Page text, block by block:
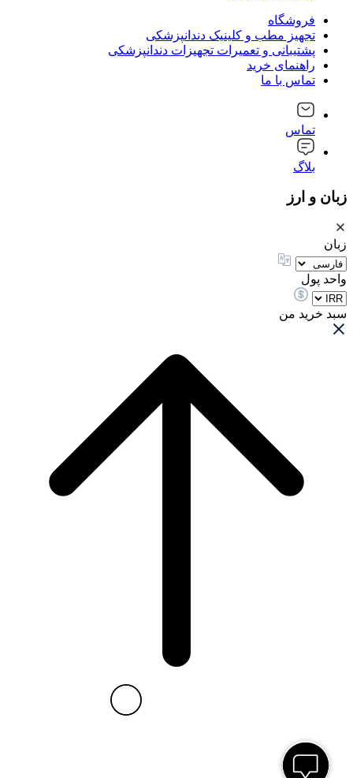
فروشگاه
تجهیز مطب و کلینیک دندانپزشکی
پشتیبانی و تعمیرات تجهیزات دندانپزشکی
راهنمای خرید
تماس با ما
تماس
بلاگ
زبان و ارز
زبان
واحد پول
سبد خرید من